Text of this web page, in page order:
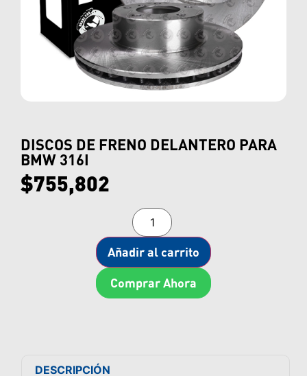
DISCOS DE FRENO DELANTERO PARA
BMW 316I
$755,802
Añadir al carrito
Comprar Ahora
DESCRIPCIÓN